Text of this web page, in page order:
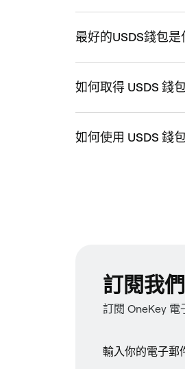
最好的USDS錢包是
如何取得 USDS 錢
如何使用 USDS 錢
訂閱我
訂閱 OneKey 電